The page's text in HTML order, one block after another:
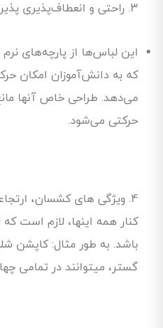
3. راحتی و انعطاف‌پذیری پذیری:
این لباس‌ها از پارچه‌های
که به دانش‌آموزان امکان
می‌دهد. طراحی خاص آنها
حرکتی می‌شود.
4. ویژگی های کشسان،
کنار همه اینها، لازم است
باشد. به طور مثال: کاپشن
گستر، میتوانند در تمامی